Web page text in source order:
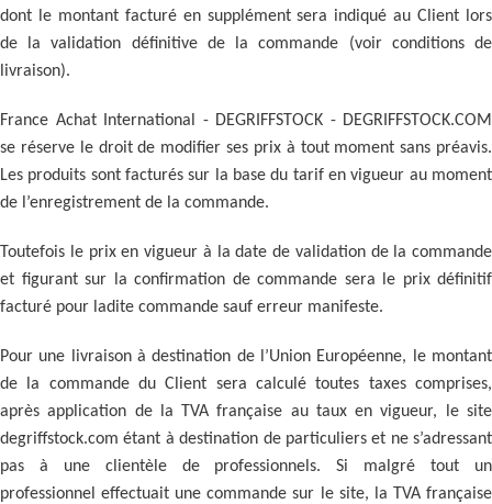
dont le montant facturé en supplément sera indiqué au Client lors
de la validation définitive de la commande (voir conditions de
livraison).
France Achat International - DEGRIFFSTOCK - DEGRIFFSTOCK.COM
se réserve le droit de modifier ses prix à tout moment sans préavis.
Les produits sont facturés sur la base du tarif en vigueur au moment
de l’enregistrement de la commande.
Toutefois le prix en vigueur à la date de validation de la commande
et figurant sur la confirmation de commande sera le prix définitif
facturé pour ladite commande sauf erreur manifeste.
Pour une livraison à destination de l’Union Européenne, le montant
de la commande du Client sera calculé toutes taxes comprises,
après application de la TVA française au taux en vigueur, le site
degriffstock.com étant à destination de particuliers et ne s’adressant
pas à une clientèle de professionnels. Si malgré tout un
professionnel effectuait une commande sur le site, la TVA française